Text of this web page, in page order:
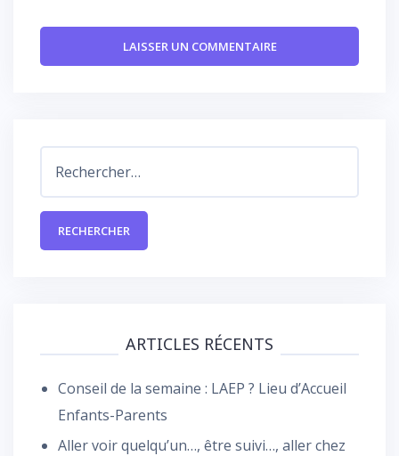
ARTICLES RÉCENTS
Conseil de la semaine : LAEP ? Lieu d’Accueil
Enfants-Parents
Aller voir quelqu’un…, être suivi…, aller chez